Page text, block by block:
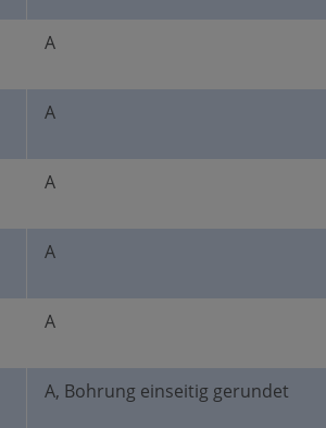
A
A
A
A
A
A, Bohrung einseitig gerundet